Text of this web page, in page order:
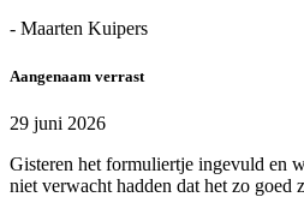
- Maarten Kuipers
Aangenaam verrast
29 juni 2026
Gisteren het formuliertje ingevuld en
niet verwacht hadden dat het zo